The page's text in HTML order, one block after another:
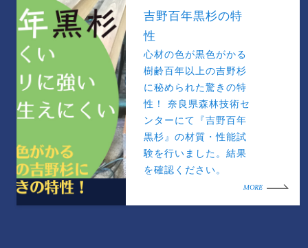
吉野百年黒杉の特
性
心材の色が黒色がかる
樹齢百年以上の吉野杉
に秘められた驚きの特
性！ 奈良県森林技術セ
ンターにて『吉野百年
黒杉』の材質・性能試
験を行いました。結果
を確認ください。
MORE